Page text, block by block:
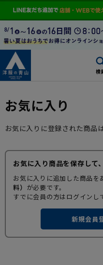
検
お気に入り
お気に入りに登録された商品
お気に入り商品を保存して
お気に入りに追加した商品を
料） が必要です。
すでに会員の方はログインし
新規会員